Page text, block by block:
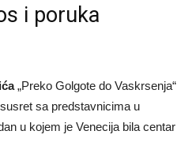
i poruka
„Preko Golgote do Vaskrsenja“
sa predstavnicima u
u kojem je Venecija bila centar